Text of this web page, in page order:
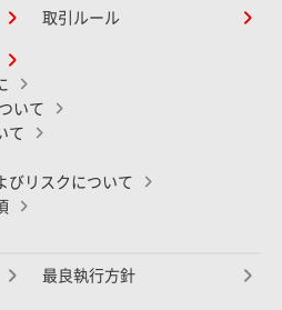
取引ルール
いて
て
びリスクについて
最良執行方針